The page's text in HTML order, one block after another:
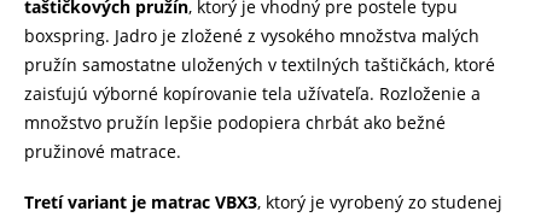
taštičkových pružín, ktorý je vhodný pre postele typu
boxspring. Jadro je zložené z vysokého množstva malých
pružín samostatne uložených v textilných taštičkách, ktoré
zaisťujú výborné kopírovanie tela užívateľa. Rozloženie a
množstvo pružín lepšie podopiera chrbát ako bežné
pružinové matrace.
Tretí variant je matrac VBX3, ktorý je vyrobený zo studenej